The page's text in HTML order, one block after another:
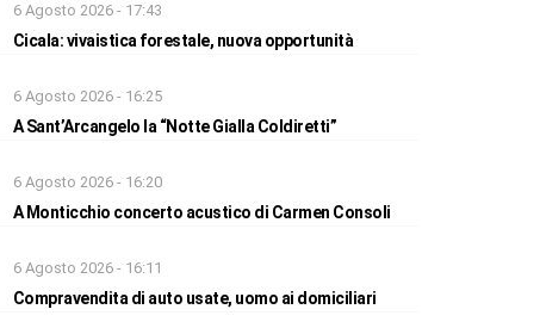
6 Agosto 2026 - 17:43
Cicala: vivaistica forestale, nuova opportunità
6 Agosto 2026 - 16:25
A Sant’Arcangelo la “Notte Gialla Coldiretti”
6 Agosto 2026 - 16:20
A Monticchio concerto acustico di Carmen Consoli
6 Agosto 2026 - 16:11
Compravendita di auto usate, uomo ai domiciliari